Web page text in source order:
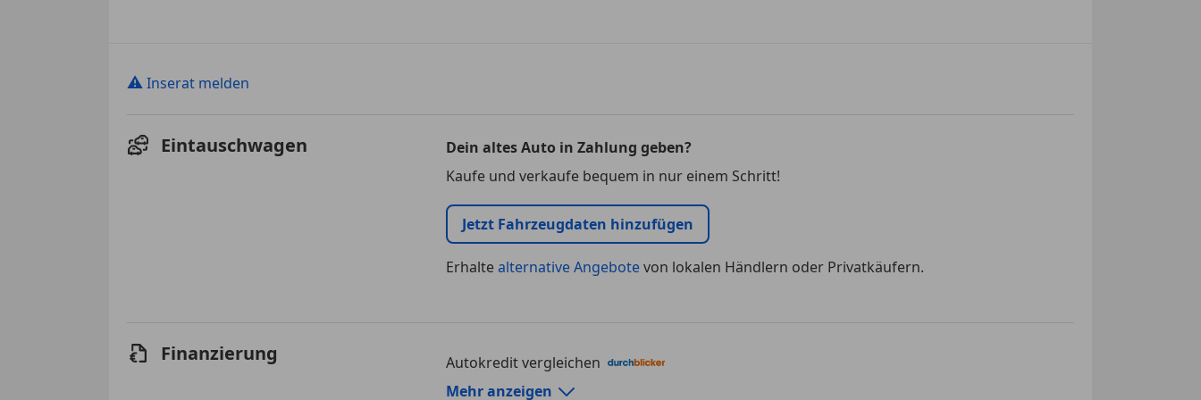
⚠ Inserat melden
Eintauschwagen
Dein altes Auto in Zahlung geben?
Kaufe und verkaufe bequem in nur einem Schritt!
Jetzt Fahrzeugdaten hinzufügen
Erhaltealternative Angebotevon lokalen Händlern oder Privatkäufern.
Finanzierung
Autokredit vergleichen
Autokredit-Rechner von durchblicker.at
Mehr anzeigen